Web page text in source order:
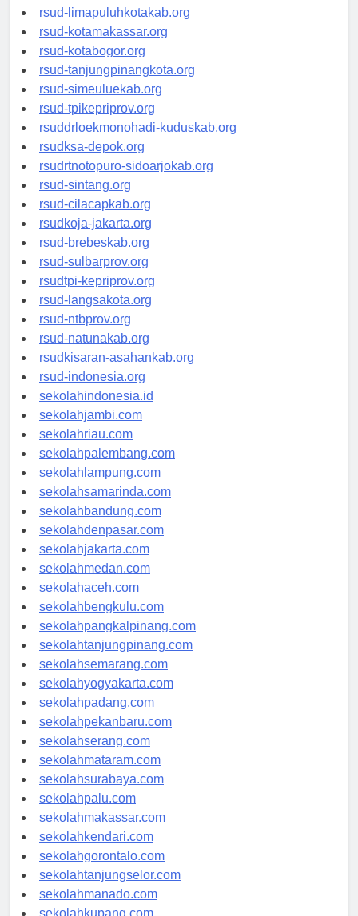
rsud-pasuruankota.org
rsud-limapuluhkotakab.org
rsud-kotamakassar.org
rsud-kotabogor.org
rsud-tanjungpinangkota.org
rsud-simeuluekab.org
rsud-tpikepriprov.org
rsuddrloekmonohadi-kuduskab.org
rsudksa-depok.org
rsudrtnotopuro-sidoarjokab.org
rsud-sintang.org
rsud-cilacapkab.org
rsudkoja-jakarta.org
rsud-brebeskab.org
rsud-sulbarprov.org
rsudtpi-kepriprov.org
rsud-langsakota.org
rsud-ntbprov.org
rsud-natunakab.org
rsudkisaran-asahankab.org
rsud-indonesia.org
sekolahindonesia.id
sekolahjambi.com
sekolahriau.com
sekolahpalembang.com
sekolahlampung.com
sekolahsamarinda.com
sekolahbandung.com
sekolahdenpasar.com
sekolahjakarta.com
sekolahmedan.com
sekolahaceh.com
sekolahbengkulu.com
sekolahpangkalpinang.com
sekolahtanjungpinang.com
sekolahsemarang.com
sekolahyogyakarta.com
sekolahpadang.com
sekolahpekanbaru.com
sekolahserang.com
sekolahmataram.com
sekolahsurabaya.com
sekolahpalu.com
sekolahmakassar.com
sekolahkendari.com
sekolahgorontalo.com
sekolahtanjungselor.com
sekolahmanado.com